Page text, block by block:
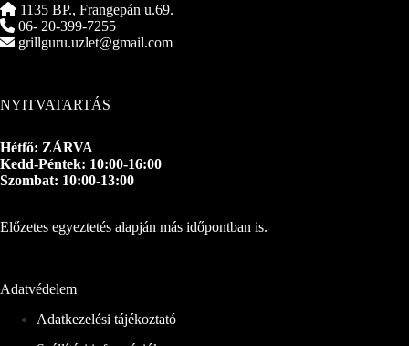
1135 BP., Frangepán u.69.
06- 20-399-7255
grillguru.uzlet@gmail.com
NYITVATARTÁS
Hétfő: ZÁRVA
Kedd-Péntek: 10:00-16:00
Szombat: 10:00-13:00
Előzetes egyeztetés alapján más időpontban is.
Adatvédelem
Adatkezelési tájékoztató